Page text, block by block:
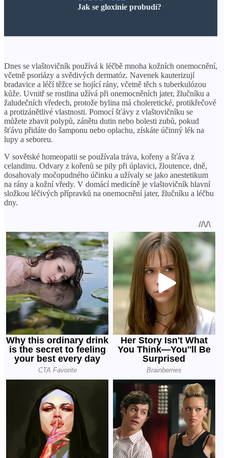
Jak se gloxinie probudí?
Dnes se vlaštovičník používá k léčbě mnoha kožních onemocnění,
včetně psoriázy a svědivých dermatóz. Navenek kauterizují
bradavice a léčí těžce se hojící rány, včetně těch s tuberkulózou
kůže. Uvnitř se rostlina užívá při onemocněních jater, žlučníku a
žaludečních vředech, protože bylina má choleretické, protikřečové
a protizánětlivé vlastnosti. Pomocí šťávy z vlaštovičníku se
můžete zbavit polypů, zánětu dutin nebo bolesti zubů, pokud
šťávu přidáte do šamponu nebo oplachu, získáte účinný lék na
lupy a seboreu.
V sovětské homeopatii se používala tráva, kořeny a šťáva z
celandinu. Odvary z kořenů se pily při úplavici, žloutence, dně,
dosahovaly močopudného účinku a užívaly se jako anestetikum
na rány a kožní vředy. V domácí medicíně je vlaštovičník hlavní
složkou léčivých přípravků na onemocnění jater, žlučníku a léčbu
dny.